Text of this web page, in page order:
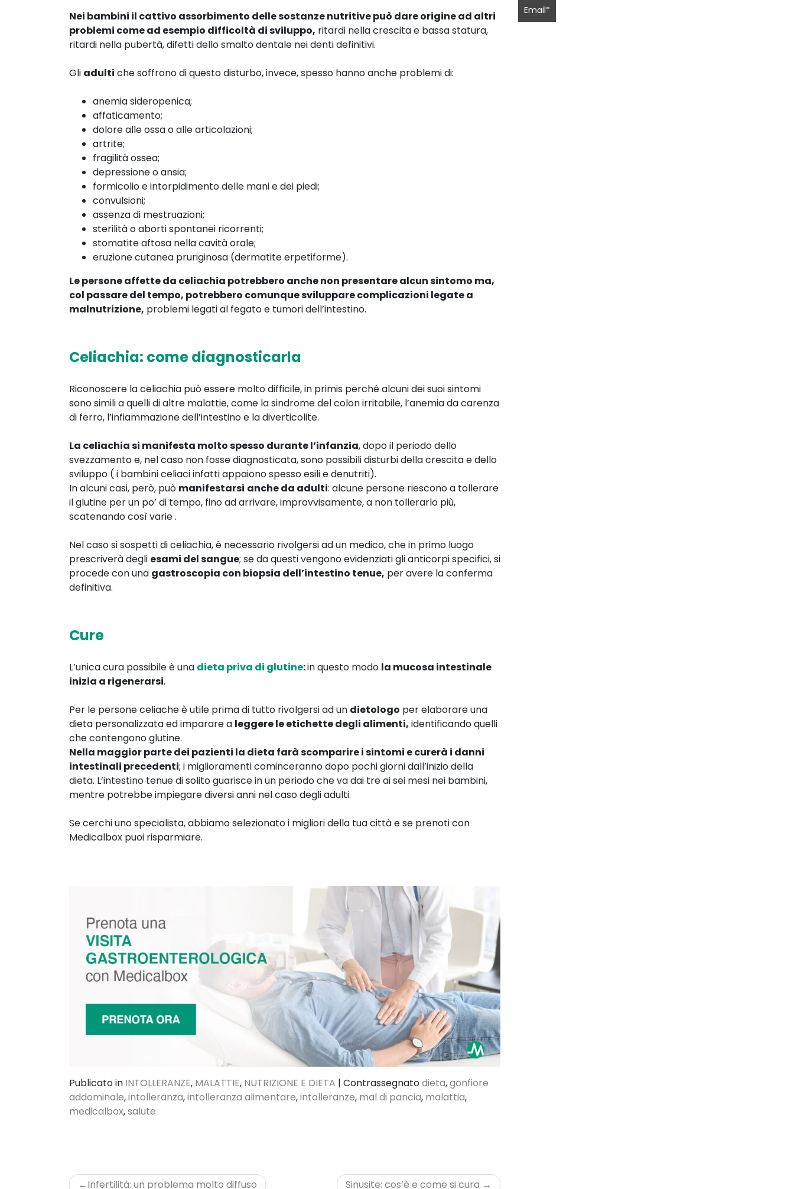
Nei bambini il cattivo assorbimento delle sostanze nutritive può dare origine ad altri
problemi come ad esempio difficoltà di sviluppo, ritardi nella crescita e bassa statura,
ritardi nella pubertà, difetti dello smalto dentale nei denti definitivi.
Gli adulti che soffrono di questo disturbo, invece, spesso hanno anche problemi di:
anemia sideropenica;
affaticamento;
dolore alle ossa o alle articolazioni;
artrite;
fragilità ossea;
depressione o ansia;
formicolio e intorpidimento delle mani e dei piedi;
convulsioni;
assenza di mestruazioni;
sterilità o aborti spontanei ricorrenti;
stomatite aftosa nella cavità orale;
eruzione cutanea pruriginosa (dermatite erpetiforme).
Le persone affette da celiachia potrebbero anche non presentare alcun sintomo ma,
col passare del tempo, potrebbero comunque sviluppare complicazioni legate a
malnutrizione, problemi legati al fegato e tumori dell’intestino.
Celiachia: come diagnosticarla
Riconoscere la celiachia può essere molto difficile, in primis perché alcuni dei suoi sintomi
sono simili a quelli di altre malattie, come la sindrome del colon irritabile, l’anemia da carenza
di ferro, l’infiammazione dell’intestino e la diverticolite.
La celiachia si manifesta molto spesso durante l’infanzia, dopo il periodo dello
svezzamento e, nel caso non fosse diagnosticata, sono possibili disturbi della crescita e dello
sviluppo ( i bambini celiaci infatti appaiono spesso esili e denutriti).
In alcuni casi, però, può manifestarsi anche da adulti: alcune persone riescono a tollerare
il glutine per un po’ di tempo, fino ad arrivare, improvvisamente, a non tollerarlo più,
scatenando così varie .
Nel caso si sospetti di celiachia, è necessario rivolgersi ad un medico, che in primo luogo
prescriverà degli esami del sangue; se da questi vengono evidenziati gli anticorpi specifici, si
procede con una gastroscopia con biopsia dell’intestino tenue, per avere la conferma
definitiva.
Cure
L’unica cura possibile è una dieta priva di glutine:in questo modo la mucosa intestinale
inizia a rigenerarsi.
Per le persone celiache è utile prima di tutto rivolgersi ad un dietologo per elaborare una
dieta personalizzata ed imparare a leggere le etichette degli alimenti, identificando quelli
che contengono glutine.
Nella maggior parte dei pazienti la dieta farà scomparire i sintomi e curerà i danni
intestinali precedenti; i miglioramenti cominceranno dopo pochi giorni dall’inizio della
dieta. L’intestino tenue di solito guarisce in un periodo che va dai tre ai sei mesi nei bambini,
mentre potrebbe impiegare diversi anni nel caso degli adulti.
Se cerchi uno specialista, abbiamo selezionato i migliori della tua città e se prenoti con
Medicalbox puoi risparmiare.
Publicato in INTOLLERANZE, MALATTIE, NUTRIZIONE E DIETA | Contrassegnatodieta,gonfiore
addominale,intolleranza,intolleranza alimentare,intolleranze, mal di pancia, malattia,
medicalbox,salute
Navigazione
Infertilità: un problema molto diffuso Sinusite: cos’è e come si cura